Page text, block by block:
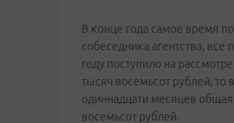
В конце года самое время
собеседника агентства,
году поступило на
тысяч восемьсот рублей, то
одиннадцати месяцев
восемьсот рублей.